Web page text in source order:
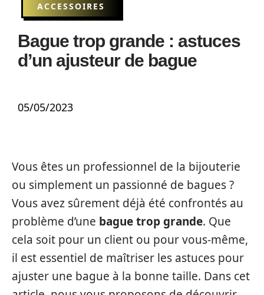
ACCESSOIRES
Bague trop grande : astuces
d’un ajusteur de bague
05/05/2023
Vous êtes un professionnel de la bijouterie
ou simplement un passionné de bagues ?
Vous avez sûrement déjà été confrontés au
problème d’une bague trop grande. Que
cela soit pour un client ou pour vous-même,
il est essentiel de maîtriser les astuces pour
ajuster une bague à la bonne taille. Dans cet